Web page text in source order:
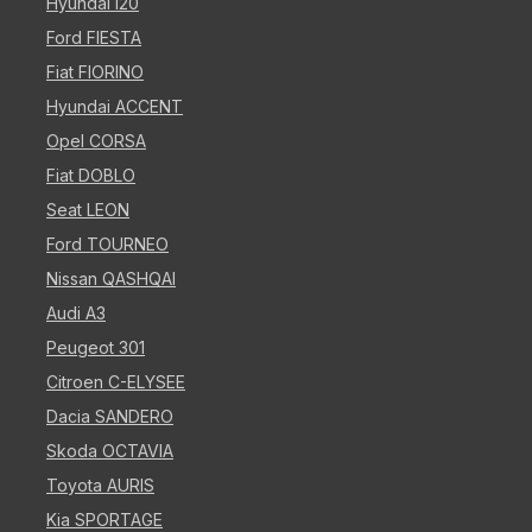
Ford FIESTA
Fiat FIORINO
Hyundai ACCENT
Opel CORSA
Fiat DOBLO
Seat LEON
Ford TOURNEO
Nissan QASHQAI
Audi A3
Peugeot 301
Citroen C-ELYSEE
Dacia SANDERO
Skoda OCTAVIA
Toyota AURIS
Kia SPORTAGE